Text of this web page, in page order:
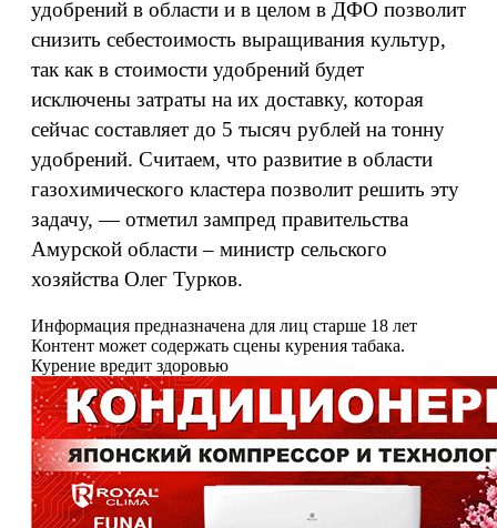
удобрений в области и в целом в ДФО позволит
снизить себестоимость выращивания культур,
так как в стоимости удобрений будет
исключены затраты на их доставку, которая
сейчас составляет до 5 тысяч рублей на тонну
удобрений. Считаем, что развитие в области
газохимического кластера позволит решить эту
задачу, — отметил зампред правительства
Амурской области – министр сельского
хозяйства Олег Турков.
Информация предназначена для лиц старше 18 лет
Контент может содержать сцены курения табака.
Курение вредит здоровью